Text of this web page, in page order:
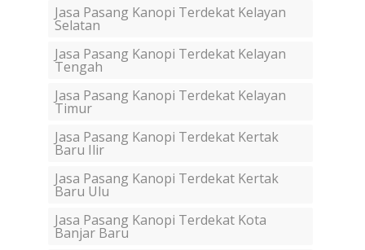
Jasa Pasang Kanopi Terdekat Kelayan
Selatan
Jasa Pasang Kanopi Terdekat Kelayan
Tengah
Jasa Pasang Kanopi Terdekat Kelayan
Timur
Jasa Pasang Kanopi Terdekat Kertak
Baru Ilir
Jasa Pasang Kanopi Terdekat Kertak
Baru Ulu
Jasa Pasang Kanopi Terdekat Kota
Banjar Baru